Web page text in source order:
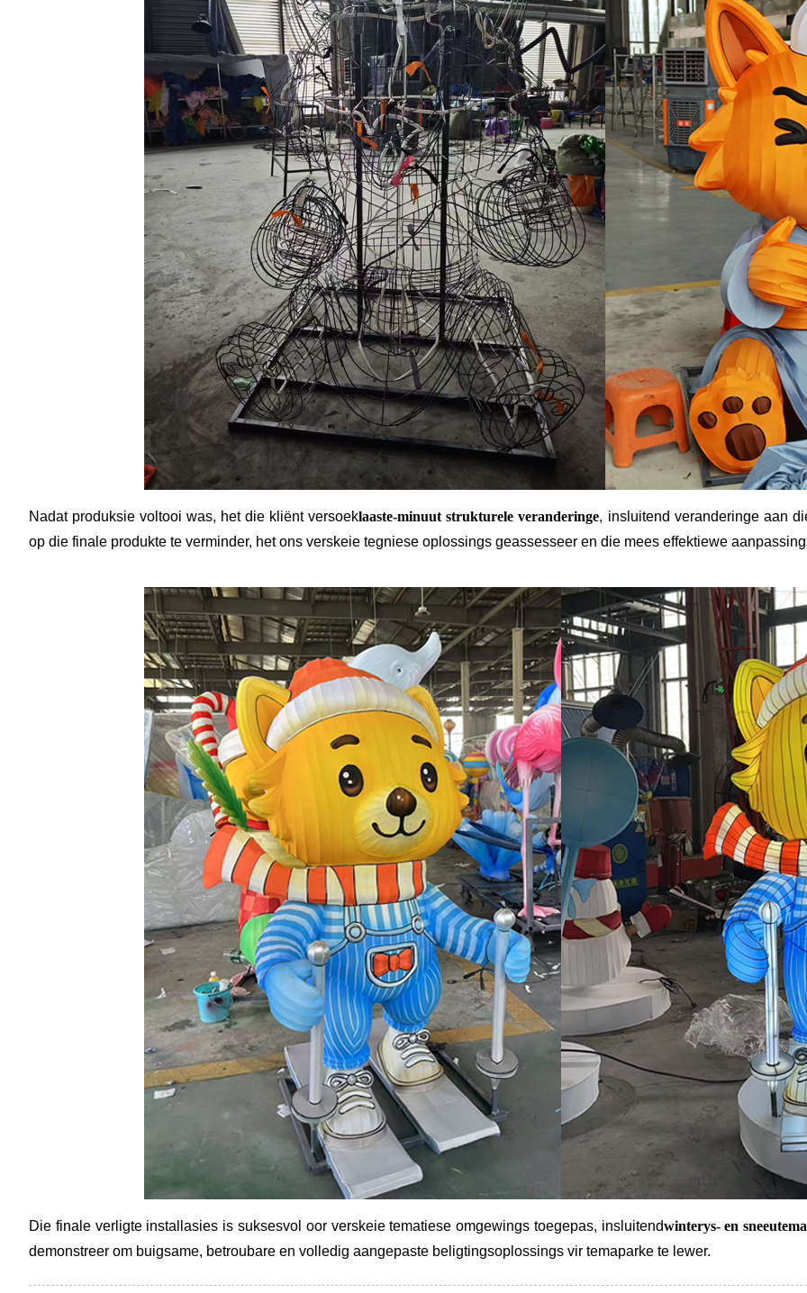
Nadat produksie voltooi was, het die kliënt versoeklaaste-minuut strukturele veranderinge, insluitend veranderinge aan
op die finale produkte te verminder, het ons verskeie tegniese oplossings geassesseer en die mees effektiewe
Die finale verligte installasies is suksesvol oor verskeie tematiese omgewings toegepas, insluitendwinterys- en
demonstreer om buigsame, betroubare en volledig aangepaste beligtingsoplossings vir temaparke te lewer.